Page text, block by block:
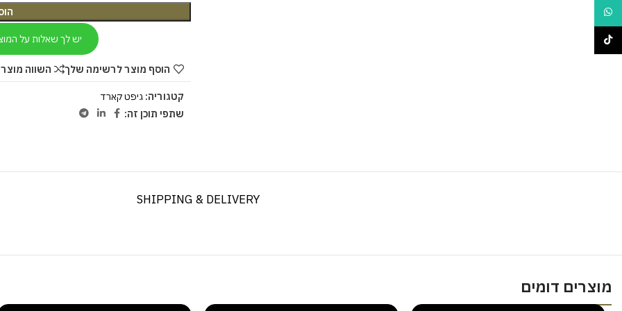
יש לך שאלות על
הוסף מוצר לרשימה שלך השווה
קטגוריה: גיפט קארד
שתפי תוכן זה:
SHIPPING & DELIVERY
מוצרים דומים